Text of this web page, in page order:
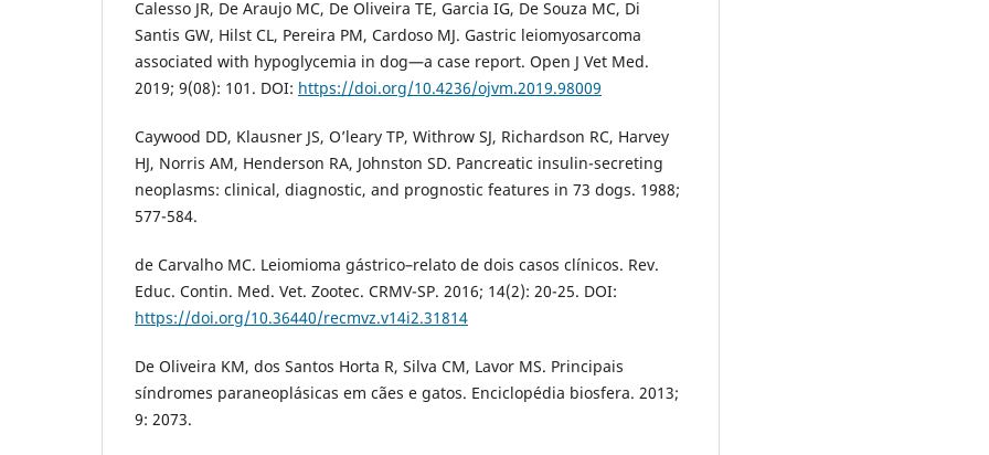
Calesso JR, De Araujo MC, De Oliveira TE, Garcia IG, De Souza MC, Di
Santis GW, Hilst CL, Pereira PM, Cardoso MJ. Gastric leiomyosarcoma
associated with hypoglycemia in dog—a case report. Open J Vet Med.
2019; 9(08): 101. DOI: https://doi.org/10.4236/ojvm.2019.98009
Caywood DD, Klausner JS, O’leary TP, Withrow SJ, Richardson RC, Harvey
HJ, Norris AM, Henderson RA, Johnston SD. Pancreatic insulin-secreting
neoplasms: clinical, diagnostic, and prognostic features in 73 dogs. 1988;
577-584.
de Carvalho MC. Leiomioma gástrico–relato de dois casos clínicos. Rev.
Educ. Contin. Med. Vet. Zootec. CRMV-SP. 2016; 14(2): 20-25. DOI:
https://doi.org/10.36440/recmvz.v14i2.31814
De Oliveira KM, dos Santos Horta R, Silva CM, Lavor MS. Principais
síndromes paraneoplásicas em cães e gatos. Enciclopédia biosfera. 2013;
9: 2073.